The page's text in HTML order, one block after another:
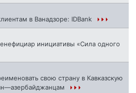
в Ванадзоре: IDBank
инициативы «Сила одного
свою страну в Кавказскую